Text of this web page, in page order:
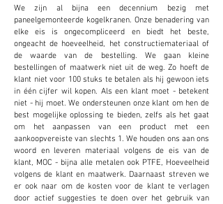
We zijn al bijna een decennium bezig met
paneelgemonteerde kogelkranen. Onze benadering van
elke eis is ongecompliceerd en biedt het beste,
ongeacht de hoeveelheid, het constructiemateriaal of
de waarde van de bestelling. We gaan kleine
bestellingen of maatwerk niet uit de weg. Zo hoeft de
klant niet voor 100 stuks te betalen als hij gewoon iets
in één cijfer wil kopen. Als een klant moet - betekent
niet - hij moet. We ondersteunen onze klant om hen de
best mogelijke oplossing te bieden, zelfs als het gaat
om het aanpassen van een product met een
aankoopvereiste van slechts 1. We houden ons aan ons
woord en leveren materiaal volgens de eis van de
klant, MOC - bijna alle metalen ook PTFE, Hoeveelheid
volgens de klant en maatwerk. Daarnaast streven we
er ook naar om de kosten voor de klant te verlagen
door actief suggesties te doen over het gebruik van